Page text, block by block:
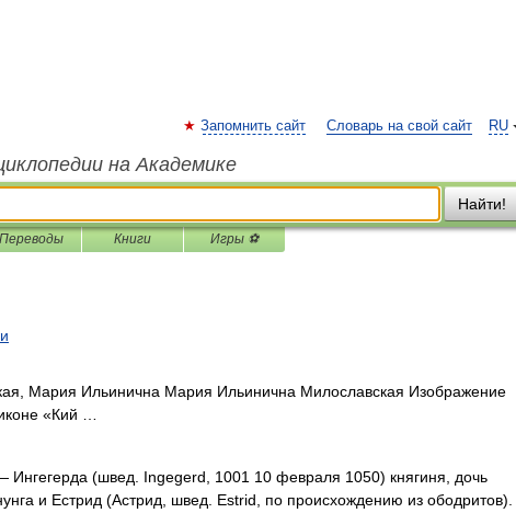
RU
Запомнить сайт Словарь на свой сайт
на Академике
Найти!
Переводы Книги Игры ⚽
Мария Ильинична Мария Ильинична Милославская Изображение
«Кий …
Ингегерда (швед. Ingegerd, 1001 10 февраля 1050) княгиня, дочь
и Естрид (Астрид, швед. Estrid, по происхождению из ободритов).